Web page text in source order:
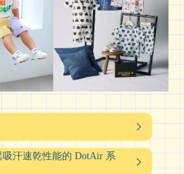
汗速乾性能的 DotAir 系